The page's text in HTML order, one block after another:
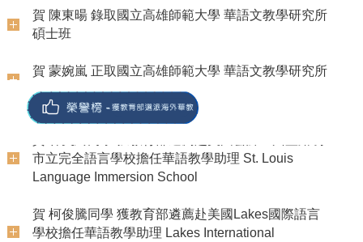
賀 蒙婉嵐 正取國立高雄師範大學 華語文教學研究所
碩士班
賀 林玉靜 正取國立高雄師範大學 華語文教學研究所
賀 余育安 正取國立高雄師範大學 經學研究所碩士
班、國立中山大學 中國文學系碩士班
賀 王億萱 錄取國立金門大學 語文與人文創意應用碩
賀 陳翊涵 正取國立高雄師範大學 國文學系碩士班
賀 本系四年級李宏騏榮獲教育部選派赴澳大利亞昆
士蘭州教育廳Kedron State High School擔任華語教
學助理
賀 林奕綺同學 獲教育部遴薦赴美國密蘇里州聖路易
市立完全語言學校擔任華語教學助理 St. Louis
Language Immersion School
賀 柯俊騰同學 獲教育部遴薦赴美國Lakes國際語言
學校擔任華語教學助理 Lakes International
賀 本系李宏騏同學 通過赴美進修暨協助華語教學獎
【分享】本系侯建州教師—海的檔案學
和弦：Sumpa Kita
風的銘記
十三屆國際華文暨教育盃電子書創作大賽」榮獲佳作
十三屆國際華文暨教育盃電子書創作大賽」榮獲佳作
賀 本系麥勻瑄同學 榮獲國立教育廣播電台舉辦之全
國大專院校(含研究所)金聲獎藝術文化節目入圍
賀 本系麥勻瑄同學 榮獲111學年度全國大專院校學
生本國語文競賽 國語演說第三名
賀 林伊玲 參加112學年度第二學期「專題討論」課
程成果發表 榮獲第一名